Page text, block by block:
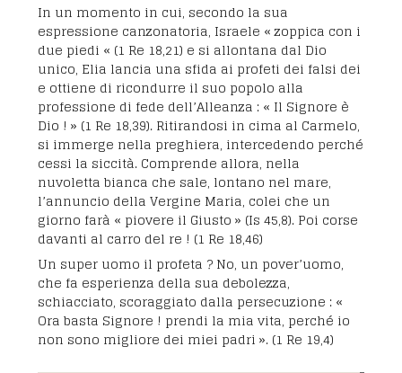
In un momento in cui, secondo la sua
espressione canzonatoria, Israele « zoppica con i
due piedi « (1 Re 18,21) e si allontana dal Dio
unico, Elia lancia una sfida ai profeti dei falsi dei
e ottiene di ricondurre il suo popolo alla
professione di fede dell’Alleanza : « Il Signore è
Dio ! » (1 Re 18,39). Ritirandosi in cima al Carmelo,
si immerge nella preghiera, intercedendo perché
cessi la siccità. Comprende allora, nella
nuvoletta bianca che sale, lontano nel mare,
l’annuncio della Vergine Maria, colei che un
giorno farà « piovere il Giusto » (Is 45,8). Poi corse
davanti al carro del re ! (1 Re 18,46)
Un super uomo il profeta ? No, un pover’uomo,
che fa esperienza della sua debolezza,
schiacciato, scoraggiato dalla persecuzione : «
Ora basta Signore ! prendi la mia vita, perché io
non sono migliore dei miei padri ». (1 Re 19,4)